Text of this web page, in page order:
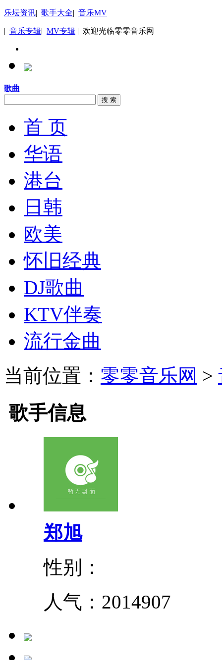
乐坛资讯| 歌手大全| 音乐MV
| 音乐专辑| MV专辑 | 欢迎光临零零音乐网
歌曲
搜 索
首 页
华语
港台
日韩
欧美
怀旧经典
DJ歌曲
KTV伴奏
流行金曲
当前位置： 零零音乐网 >
歌手信息
郑旭
性别：
人气： 2014907